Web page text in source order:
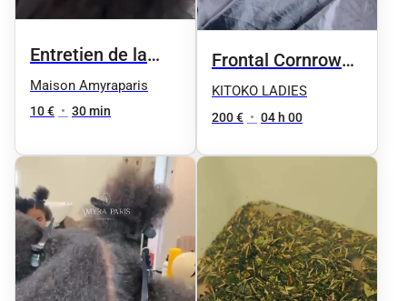
Entretien de la
coupe ( pointe)
Maison Amyraparis
10 € • 30 min
Frontal Cornrow
Freestyle
KITOKO LADIES
200 € • 04 h 00